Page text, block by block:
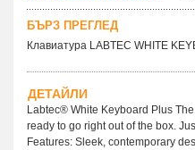
БЪРЗ ПРЕГЛЕД
Клавиатура LABTEC WHITE
ДЕТАЙЛИ
Labtec® White Keyboard Plus
ready to go right out of the box.
Features: Sleek, contemporary